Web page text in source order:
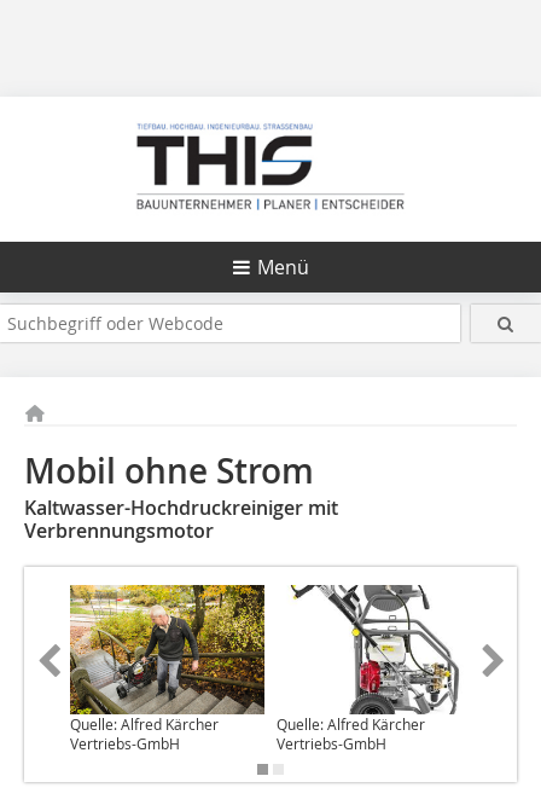
Menü
Mobil ohne Strom
Kaltwasser-Hochdruckreiniger mit
Verbrennungsmotor
Quelle: Alfred Kärcher
Vertriebs-GmbH
Quelle: Alfred Kärcher
Vertriebs-GmbH